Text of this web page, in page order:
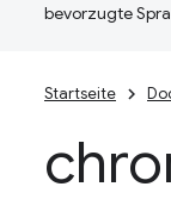
bevorzugte
Startseite